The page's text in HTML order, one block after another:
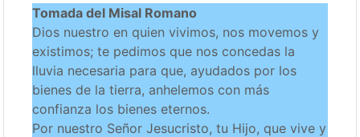
Tomada del Misal Romano
Dios nuestro en quien vivimos, nos movemos y
existimos; te pedimos que nos concedas la
lluvia necesaria para que, ayudados por los
bienes de la tierra, anhelemos con más
confianza los bienes eternos.
Por nuestro Señor Jesucristo, tu Hijo, que vive y